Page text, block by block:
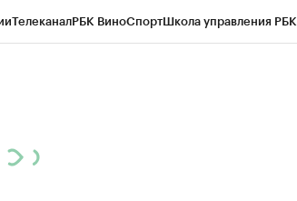
ТелеканалРБК ВиноСпортШкола управления РБК